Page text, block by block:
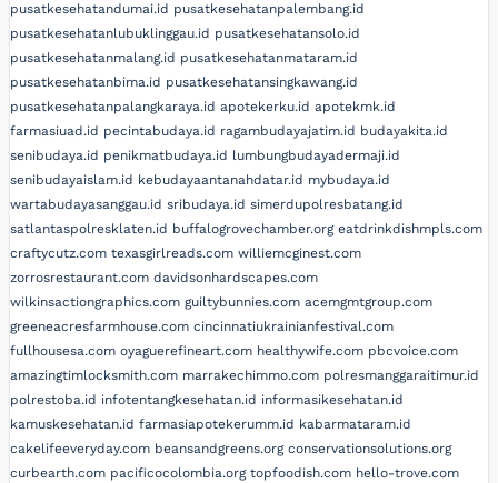
pusatkesehatandumai.id pusatkesehatanpalembang.id
pusatkesehatanlubuklinggau.id pusatkesehatansolo.id
pusatkesehatanmalang.id pusatkesehatanmataram.id
pusatkesehatanbima.id pusatkesehatansingkawang.id
pusatkesehatanpalangkaraya.id apotekerku.id apotekmk.id
farmasiuad.id pecintabudaya.id ragambudayajatim.id budayakita.id
senibudaya.id penikmatbudaya.id lumbungbudayadermaji.id
senibudayaislam.id kebudayaantanahdatar.id mybudaya.id
wartabudayasanggau.id sribudaya.id simerdupolresbatang.id
satlantaspolresklaten.id buffalogrovechamber.org eatdrinkdishmpls.com
craftycutz.com texasgirlreads.com williemcginest.com
zorrosrestaurant.com davidsonhardscapes.com
wilkinsactiongraphics.com guiltybunnies.com acemgmtgroup.com
greeneacresfarmhouse.com cincinnatiukrainianfestival.com
fullhousesa.com oyaguerefineart.com healthywife.com pbcvoice.com
amazingtimlocksmith.com marrakechimmo.com polresmanggaraitimur.id
polrestoba.id infotentangkesehatan.id informasikesehatan.id
kamuskesehatan.id farmasiapotekerumm.id kabarmataram.id
cakelifeeveryday.com beansandgreens.org conservationsolutions.org
curbearth.com pacificocolombia.org topfoodish.com hello-trove.com